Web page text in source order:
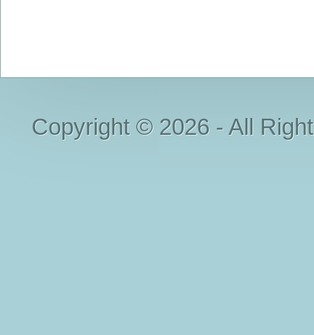
Copyright © 2026 - All